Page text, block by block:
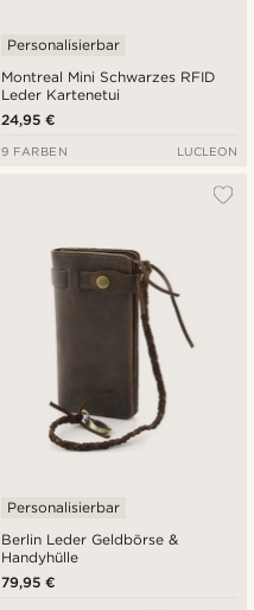
Montreal Mini Schwarzes RFID
Leder Kartenetui
Personalisierbar
24,95 €
9 FARBEN LUCLEON
Berlin Leder Geldbörse &
Handyhülle
Personalisierbar
79,95 €